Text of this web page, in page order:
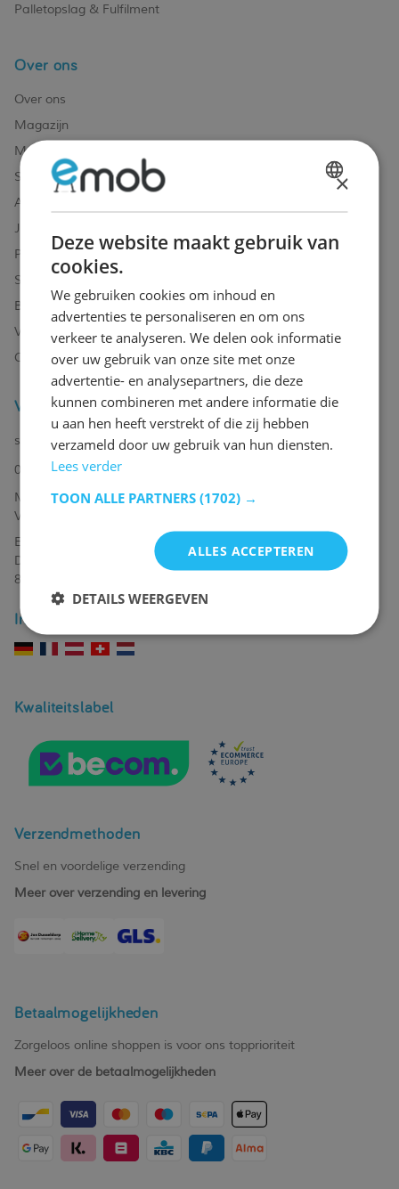
Palletopslag & Fulfilment
Over ons
Over ons
Magazijn
Merken
Showroom
Algemene voorwaarden
Juridische vermeldingen
Privacy- en cookie verklaring
Sitemap
Blog
Vacatures
Contacteer ons
Vragen? Contacteer ons
service@emob.eu
051 49 12 34
Maandag tot donderdag van 9u - 12u & 14u - 17u
Vrijdag van 9u - 12u & 14u - 15u
Emob
Deken de Bostraat 70a
8791 Beveren-Leie | België
Internationaal
Kwaliteitslabel
Verzendmethoden
Snel en voordelige verzending
Meer over verzending en levering
Betaalmogelijkheden
Zorgeloos online shoppen is voor ons topprioriteit
Meer over de betaalmogelijkheden
×
Deze website maakt gebruik van
cookies.
We gebruiken cookies om inhoud en
advertenties te personaliseren en om ons
verkeer te analyseren. We delen ook informatie
over uw gebruik van onze site met onze
advertentie- en analysepartners, die deze
kunnen combineren met andere informatie die
u aan hen heeft verstrekt of die zij hebben
verzameld door uw gebruik van hun diensten.
Lees verder
TOON ALLE PARTNERS (1702) →
ALLES ACCEPTEREN
DETAILS WEERGEVEN